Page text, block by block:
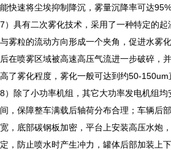
能快速将尘埃抑制降沉，雾量沉降率可达95%
7）具有二次雾化技术，采用了一种特定的
与雾粒的流动方向形成一个夹角，促进水雾
后在喷雾区域被高速高压气流进一步破碎，
高了雾化程度，雾化一般可达到约50-150um
8）除了小功率机组，其它大功率发电机组
间，保障整车满载后轴荷分布合理；车辆后
宽，底部碳钢板加密，平台上安装高压水炮
定，防止喷水时产生冲力，罐体后部加装上